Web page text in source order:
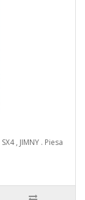
, JIMNY . Piesa